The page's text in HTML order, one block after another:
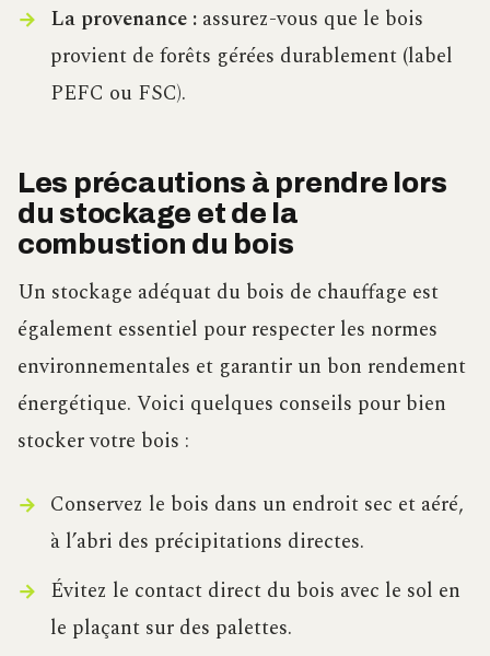
La provenance :assurez-vous que le bois
provient de forêts gérées durablement (label
PEFC ou FSC).
Les précautions à prendre lors
du stockage et de la
combustion du bois
Un stockage adéquat du bois de chauffage est
également essentiel pour respecter les normes
environnementales et garantir un bon rendement
énergétique. Voici quelques conseils pour bien
stocker votre bois :
Conservez le bois dans un endroit sec et aéré,
à l’abri des précipitations directes.
Évitez le contact direct du bois avec le sol en
le plaçant sur des palettes.